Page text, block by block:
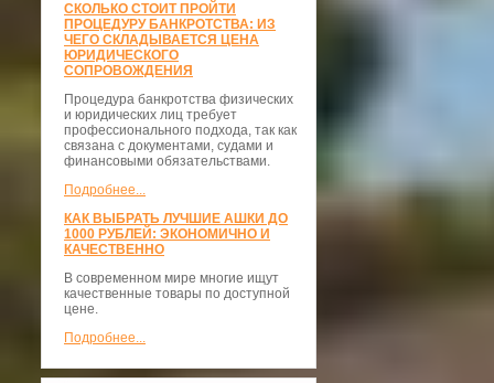
СКОЛЬКО СТОИТ ПРОЙТИ
ПРОЦЕДУРУ БАНКРОТСТВА: ИЗ
ЧЕГО СКЛАДЫВАЕТСЯ ЦЕНА
ЮРИДИЧЕСКОГО
СОПРОВОЖДЕНИЯ
Процедура банкротства физических
и юридических лиц требует
профессионального подхода, так как
связана с документами, судами и
финансовыми обязательствами.
Подробнее...
КАК ВЫБРАТЬ ЛУЧШИЕ АШКИ ДО
1000 РУБЛЕЙ: ЭКОНОМИЧНО И
КАЧЕСТВЕННО
В современном мире многие ищут
качественные товары по доступной
цене.
Подробнее...